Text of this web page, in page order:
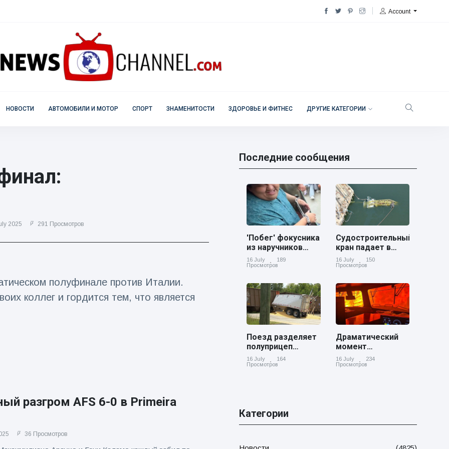
Account
НОВОСТИ АВТОМОБИЛИ И МОТОР СПОРТ ЗНАМЕНИТОСТИ ЗДОРОВЬЕ И ФИТНЕС ДРУГИЕ КАТЕГОРИИ
2025 291 Просмотров
полуфинале против Италии.
коллег и гордится тем, что является
разгром AFS 6-0 в Primeira
36 Просмотров
Последние сообщения
'Побег' фокусника
из наручников
вызвал смех у
аудитории
16 July
189
Просмотров
Судостроительный
кран падает в
реку Купер возле
Чарльстона
16 July
150
Просмотров
Поезд разделяет
полуприцеп
пополам на
железнодорожном
16 July
164
Просмотров
Драматический
момент
канадский
грузовой поезд
16 July
234
Просмотров
Категории